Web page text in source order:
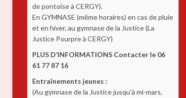
de pontoise à CERGY).
En GYMNASE (même horaires) en cas de pluie
et en hiver, au gymnase de la Justice (La
Justice Pourpre à CERGY)
PLUS D’INFORMATIONS Contacter le 06
61 77 87 16
Entraînements jeunes :
(Au gymnase de la Justice jusqu'à mi-mars,